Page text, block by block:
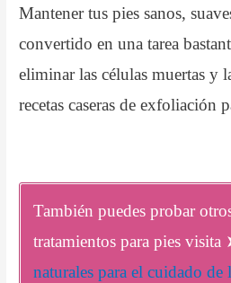
Mantener tus pies sanos,
convertido en una tarea
eliminar las células muertas y
recetas caseras de exfoliación
También puedes probar
tratamientos para pies
naturales para el cuidado de